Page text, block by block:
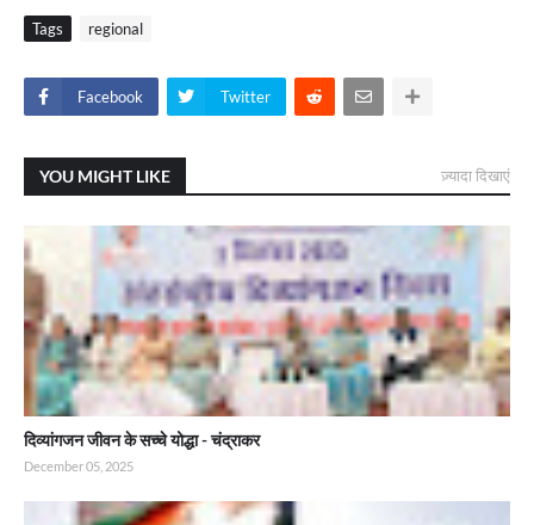
Tags regional
Facebook Twitter
YOU MIGHT LIKE ज़्यादा दिखाएं
दिव्यांगजन जीवन के सच्चे योद्धा - चंद्राकर
December 05, 2025